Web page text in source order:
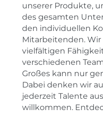
unserer Produkte,
des gesamten
den individuellen
Mitarbeitenden. Wir
vielfältigen
verschiedenen
Großes kann nur
Dabei denken wir
jederzeit Talente
willkommen.